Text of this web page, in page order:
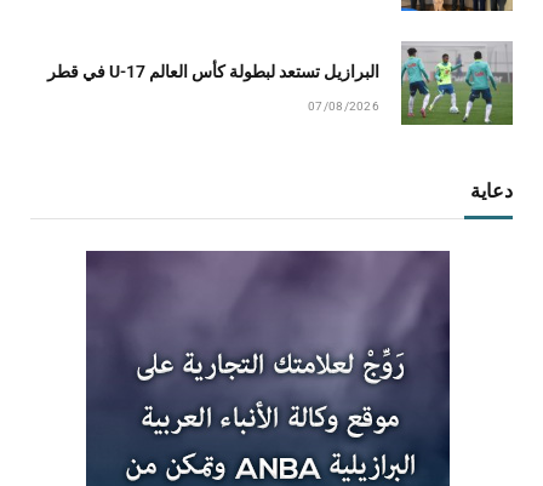
البرازيل تستعد لبطولة كأس العالم U-17 في قطر
07/08/2026
دعاية